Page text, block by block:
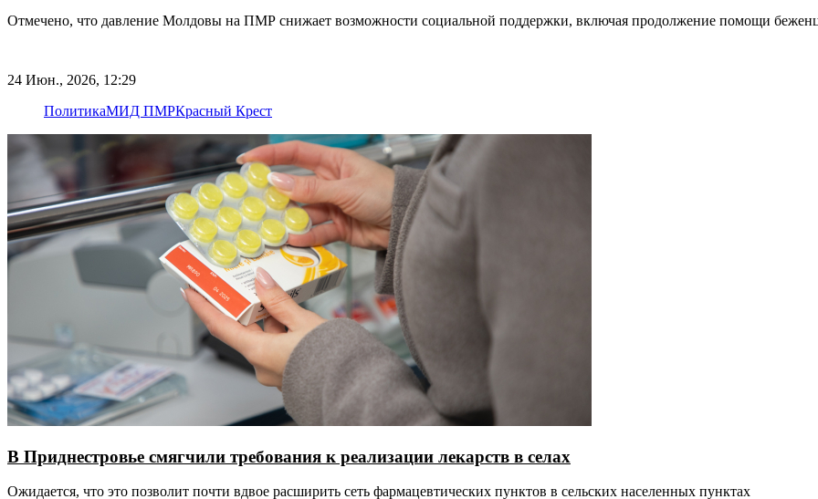
Отмечено, что давление Молдовы на ПМР снижает возможности социальной поддержки, включая продолжение помощи
24 Июн., 2026, 12:29
ПолитикаМИД ПМРКрасный Крест
В Приднестровье смягчили требования к реализации лекарств в селах
Ожидается, что это позволит почти вдвое расширить сеть фармацевтических пунктов в сельских населенных пунктах